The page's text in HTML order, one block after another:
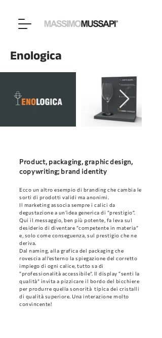
Enologica
Product, packaging, graphic design,
copywriting; brand identity
Ecco un altro esempio di branding che cambia le
sorti di prodotti validi ma anonimi.
Il marketing associa sempre i calici da
degustazione a un’idea generica di “prestigio”.
Qui il messaggio, ben più potente, fa leva sul
desiderio di diventare “competente in materia”
e, solo come conseguenza, sul prestigio che ne
deriva.
Dal naming, alla grafica del packaging che
rovescia all’esterno la spiegazione del corretto
impiego di ogni calice, tutto sa di
“professionalità accessibile”. Il display “senti la
qualità” invita a pizzicare il bordo del bicchiere
per produrre quella sonorità tipica dei cristalli
di qualità superiore. Una interazione molto
convincente!